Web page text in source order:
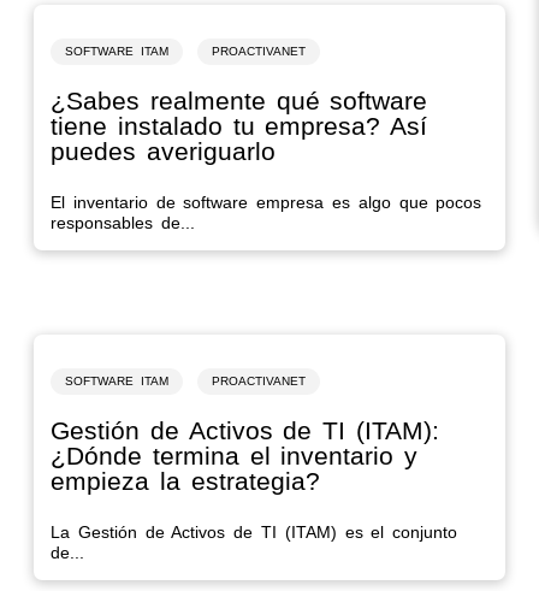
SOFTWARE ITAM PROACTIVANET
¿Sabes realmente qué software
tiene instalado tu empresa? Así
puedes averiguarlo
El inventario de software empresa es algo que pocos
responsables de...
SOFTWARE ITAM PROACTIVANET
Gestión de Activos de TI (ITAM):
¿Dónde termina el inventario y
empieza la estrategia?
La Gestión de Activos de TI (ITAM) es el conjunto
de...